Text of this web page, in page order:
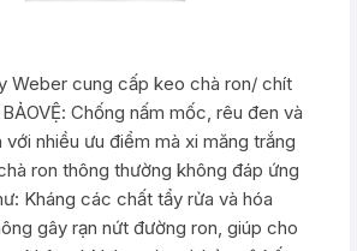
Weber cung cấp keo chà ron/ chít
: Chống nấm mốc, rêu đen và
với nhiều ưu điểm mà xi măng trắng
ron thông thường không đáp ứng
Kháng các chất tẩy rửa và hóa
gây rạn nứt đường ron, giúp cho